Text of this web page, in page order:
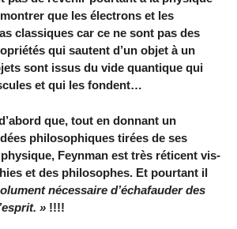
que les électrons et les
classiques car ce ne sont pas des
qui sautent d’un objet à un
sont issus du vide quantique qui
et qui les fondent…
que, tout en donnant un
philosophiques tirées de ses
Feynman est très réticent vis-
et des philosophes. Et pourtant il
nécessaire d’échafauder des
» !!!!